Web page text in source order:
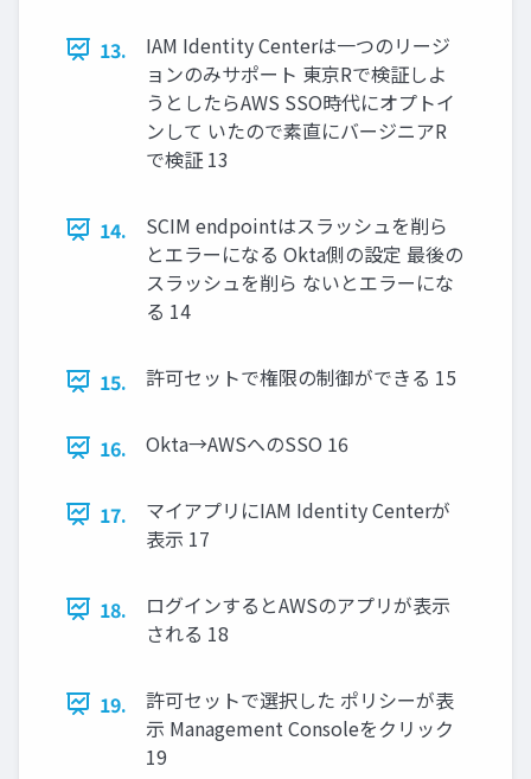
13.
IAM Identity Centerは一つのリージ
ョンのみサポート 東京Rで検証しよ
うとしたらAWS SSO時代にオプトイ
ンして いたので素直にバージニアR
で検証 13
14.
SCIM endpointはスラッシュを削ら
とエラーになる Okta側の設定 最後の
スラッシュを削ら ないとエラーにな
る 14
15. 許可セットで権限の制御ができる 15
16. Okta→AWSへのSSO 16
17.
マイアプリにIAM Identity Centerが
表示 17
18.
ログインするとAWSのアプリが表示
される 18
19.
許可セットで選択した ポリシーが表
示 Management Consoleをクリック
19